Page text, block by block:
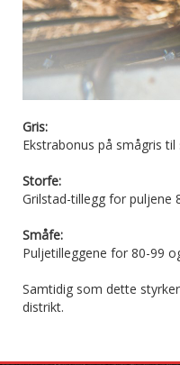
Gris:
Ekstrabonus på smågris
Storfe:
Grilstad-tillegg for puljene
Småfe:
Puljetilleggene for 80-99
Samtidig som dette
distrikt.